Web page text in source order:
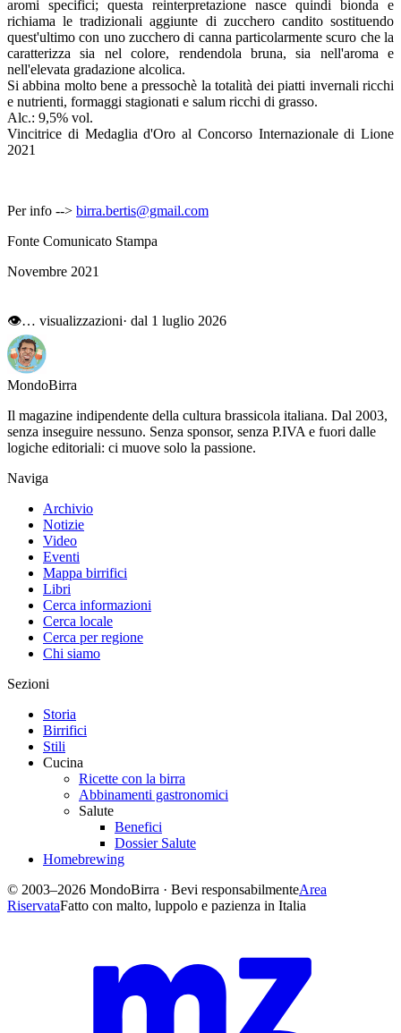
aromi specifici; questa reinterpretazione nasce quindi bionda e
richiama le tradizionali aggiunte di zucchero candito sostituendo
quest'ultimo con uno zucchero di canna particolarmente scuro che la
caratterizza sia nel colore, rendendola bruna, sia nell'aroma e
nell'elevata gradazione alcolica.
Si abbina molto bene a pressochè la totalità dei piatti invernali ricchi
e nutrienti, formaggi stagionati e salum ricchi di grasso.
Alc.: 9,5% vol.
Vincitrice di Medaglia d'Oro al Concorso Internazionale di Lione
2021
Per info --> birra.bertis@gmail.com
Fonte Comunicato Stampa
Novembre 2021
👁… visualizzazioni· dal 1 luglio 2026
MondoBirra
Il magazine indipendente della cultura brassicola italiana. Dal 2003,
senza inseguire nessuno. Senza sponsor, senza P.IVA e fuori dalle
logiche editoriali: ci muove solo la passione.
Naviga
Archivio
Notizie
Video
Eventi
Mappa birrifici
Libri
Cerca informazioni
Cerca locale
Cerca per regione
Chi siamo
Sezioni
Storia
Birrifici
Stili
Cucina
Ricette con la birra
Abbinamenti gastronomici
Salute
Benefici
Dossier Salute
Homebrewing
© 2003–2026 MondoBirra · Bevi responsabilmenteArea
RiservataFatto con malto, luppolo e pazienza in Italia